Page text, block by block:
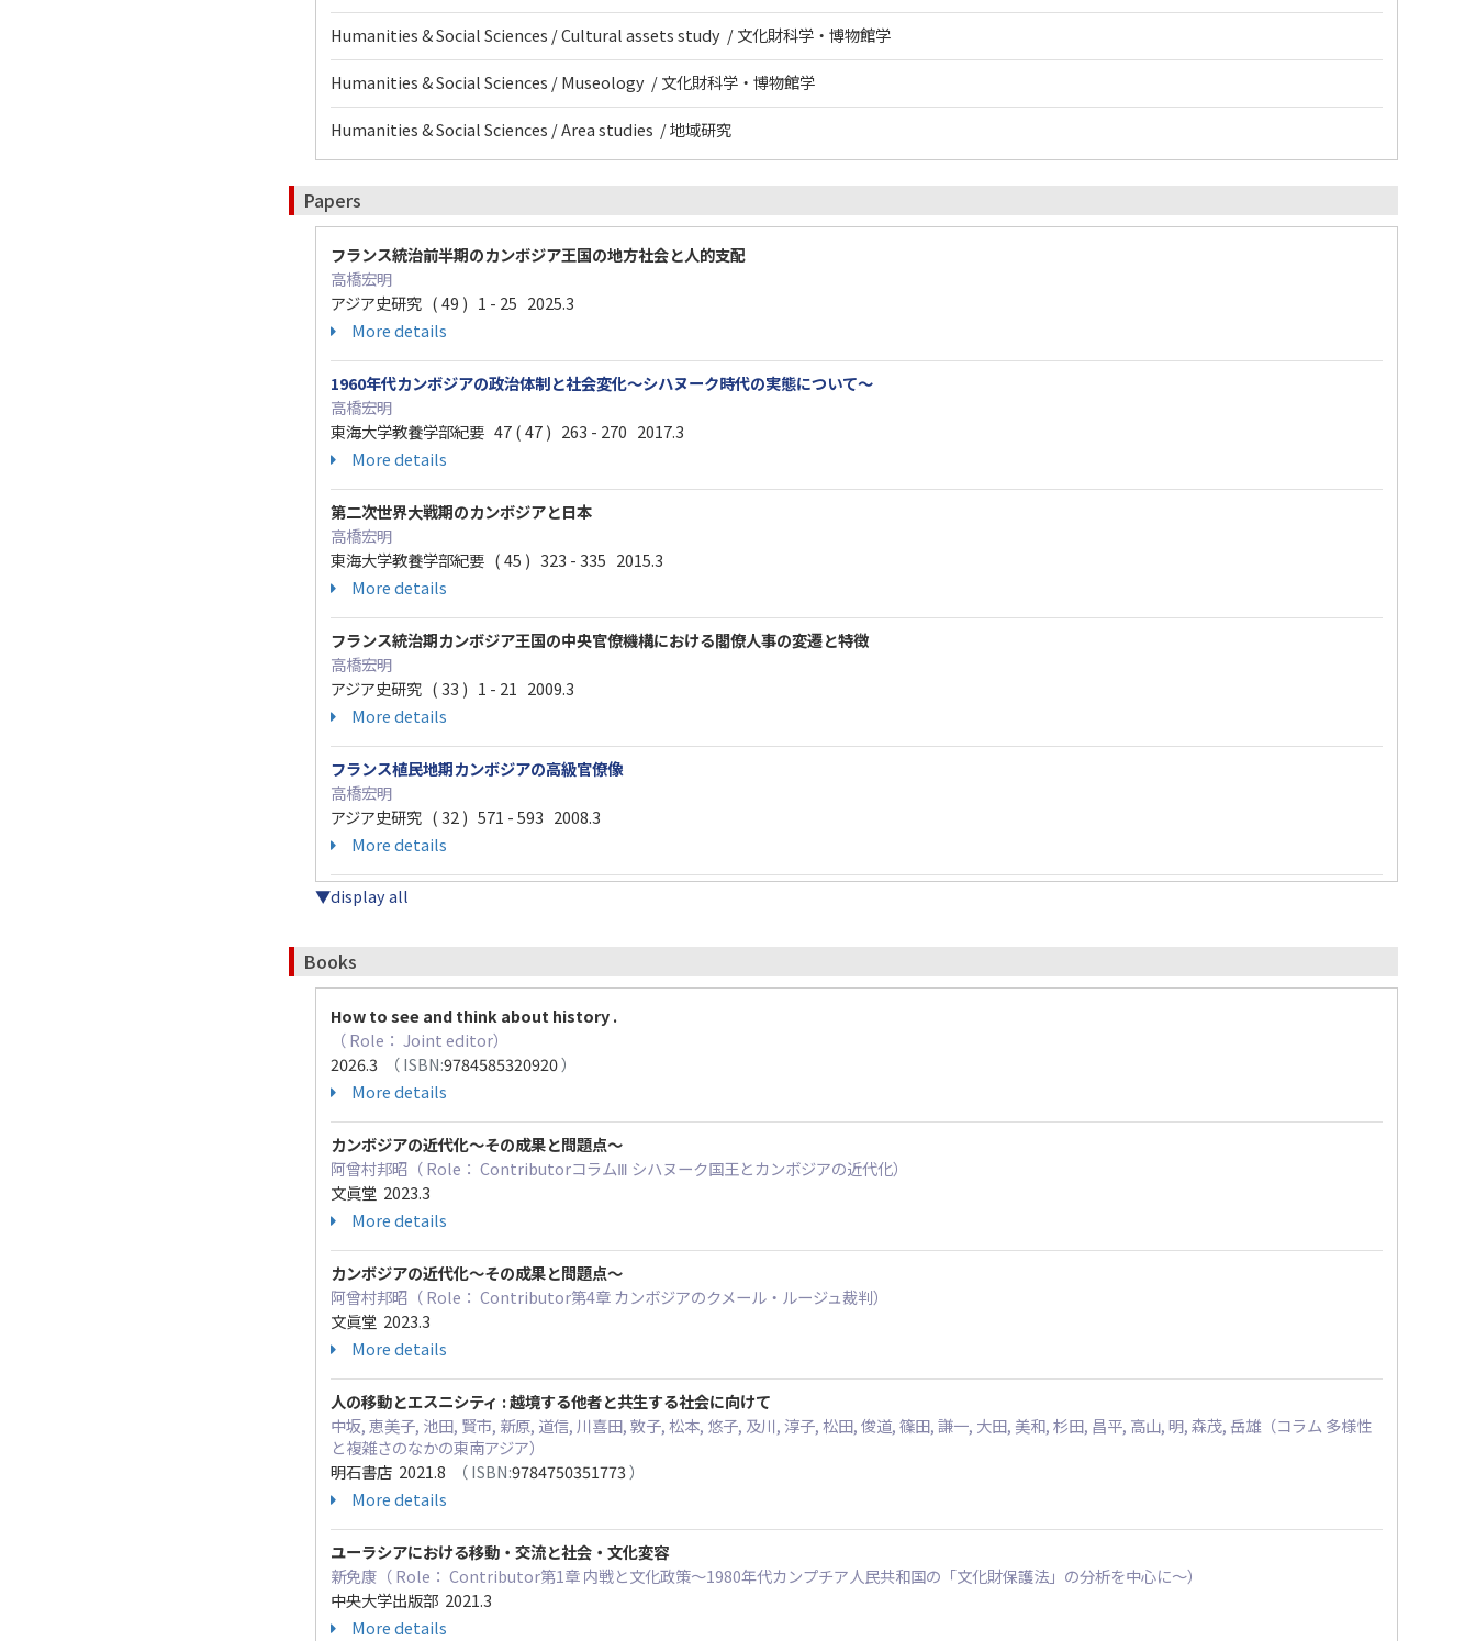
Humanities & Social Sciences / Cultural assets study / 文化財科学・博物館学
Humanities & Social Sciences / Museology / 文化財科学・博物館学
Humanities & Social Sciences / Area studies / 地域研究
Papers
フランス統治前半期のカンボジア王国の地方社会と人的支配
高橋宏明
アジア史研究 ( 49 ) 1 - 25 2025.3
More details
1960年代カンボジアの政治体制と社会変化～シハヌーク時代の実態について～
高橋宏明
東海大学教養学部紀要 47 ( 47 ) 263 - 270 2017.3
More details
第二次世界大戦期のカンボジアと日本
高橋宏明
東海大学教養学部紀要 ( 45 ) 323 - 335 2015.3
More details
フランス統治期カンボジア王国の中央官僚機構における閣僚人事の変遷と特徴
高橋宏明
アジア史研究 ( 33 ) 1 - 21 2009.3
More details
フランス植民地期カンボジアの高級官僚像
高橋宏明
アジア史研究 ( 32 ) 571 - 593 2008.3
More details
▼display all
Books
How to see and think about history .
（ Role： Joint editor）
2026.3
（ ISBN:9784585320920）
More details
カンボジアの近代化～その成果と問題点～
阿曾村邦昭（ Role： ContributorコラムⅢ シハヌーク国王とカンボジアの近代化）
文眞堂 2023.3
More details
カンボジアの近代化～その成果と問題点～
阿曾村邦昭（ Role： Contributor第4章 カンボジアのクメール・ルージュ裁判）
文眞堂 2023.3
More details
人の移動とエスニシティ : 越境する他者と共生する社会に向けて
中坂, 恵美子, 池田, 賢市, 新原, 道信, 川喜田, 敦子, 松本, 悠子, 及川, 淳子, 松田, 俊道, 篠田, 謙一, 大田, 美和, 杉田, 昌平, 高山, 明, 森茂, 岳雄（コラム 多様性
と複雑さのなかの東南アジア）
明石書店 2021.8
（ ISBN:9784750351773）
More details
ユーラシアにおける移動・交流と社会・文化変容
新免康（ Role： Contributor第1章 内戦と文化政策～1980年代カンプチア人民共和国の「文化財保護法」の分析を中心に～）
中央大学出版部 2021.3
More details